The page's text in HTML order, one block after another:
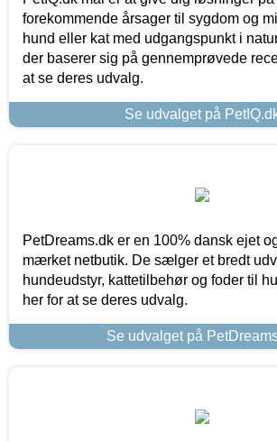
forekommende årsager til sygdom og
hund eller kat med udgangspunkt i
der baserer sig på gennemprøvede
at se deres udvalg.
Se udvalget på
PetDreams.dk er en 100% dansk ejet
mærket netbutik. De sælger et bredt
hundeudstyr, kattetilbehør og foder til
her for at se deres udvalg.
Se udvalget på